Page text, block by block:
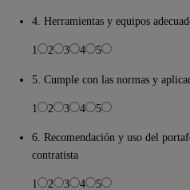
4. Herramientas y equipos
1 2 3 4 5
5. Cumple con las normas y
1 2 3 4 5
6. Recomendación y uso del
contratista
1 2 3 4 5